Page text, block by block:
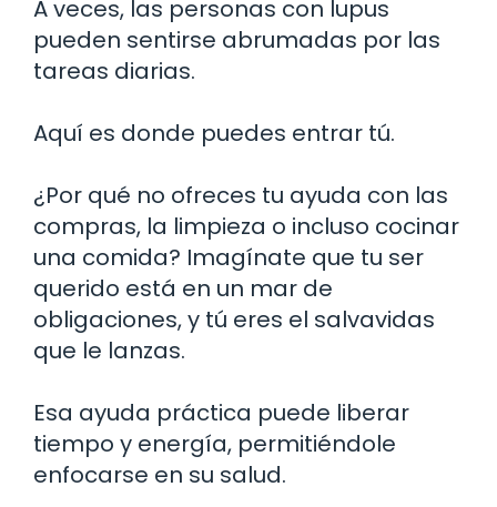
A veces, las personas con lupus
pueden sentirse abrumadas por las
tareas diarias.
Aquí es donde puedes entrar tú.
¿Por qué no ofreces tu ayuda con las
compras, la limpieza o incluso cocinar
una comida? Imagínate que tu ser
querido está en un mar de
obligaciones, y tú eres el salvavidas
que le lanzas.
Esa ayuda práctica puede liberar
tiempo y energía, permitiéndole
enfocarse en su salud.